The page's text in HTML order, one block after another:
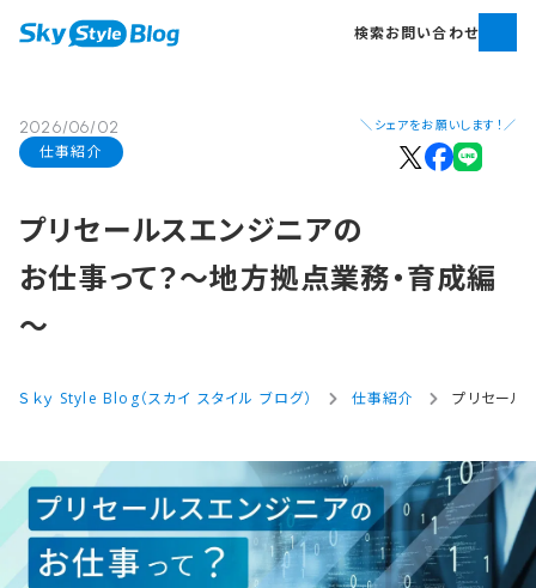
検索お問い合わせ
仕事紹介
2026/06/02 ＼シェアをお願いします！／
プリセールスエンジニアの​
お仕事って？​～地方​拠点業務・育成編
～
Ｓｋｙ Style Blog（スカイ スタイル ブログ） 仕事紹介 プリセール